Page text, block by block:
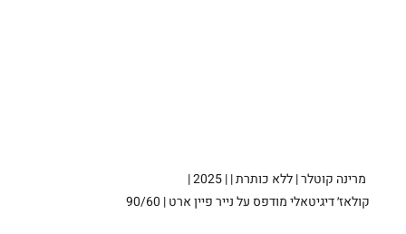
מרינה קוטלר | ללא כותרת | | 2025 |
קולאז׳ דיגיטאלי מודפס על נייר פיין ארט | 90/60